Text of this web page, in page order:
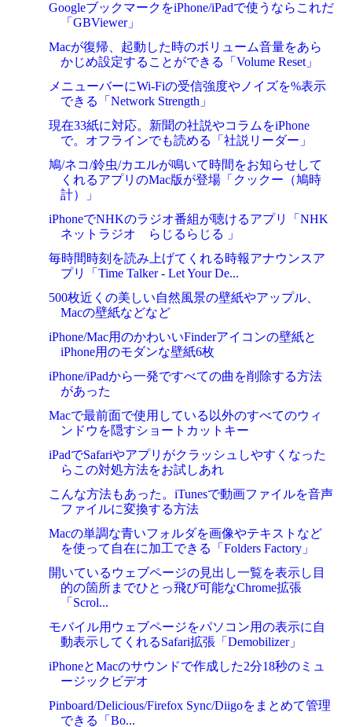
GoogleブックマークをiPhone/iPadで使うならこれだ
「GBViewer」
Macが復帰、起動した時のボリューム音量をあら
かじめ設定することができる「Volume Reset」
メニューバーにWi-Fiの受信強度やノイズを%表示
できる「Network Strength」
現在33紙に対応。新聞の社説やコラムをiPhone
で。オフラインでも読める「社説リーダー」
鳩/ネコ/鈴虫/カエルが鳴いて時間をお知らせして
くれるアプリのMac版が登場「クックー（鳩時
計）」
iPhoneでNHKのラジオ番組が聴けるアプリ「NHK
ネットラジオ らじるらじる 」
毎時間時刻を読み上げてくれる時報アナウンスア
プリ「Time Talker - Let Your De...
500枚近くの美しい自然風景の壁紙やアップル、
Macの壁紙などなど
iPhone/Mac用のかわいいFinderアイコンの壁紙と
iPhone用のモダンな壁紙6枚
iPhone/iPadから一発ですべての曲を削除する方法
があった
Macで最前面で使用している以外のすべてのウィ
ンドウを隠すショートカットキー
iPadでSafariやアプリがクラッシュしやすくなった
らこの対処方法をお試しあれ
こんな方法もあった。iTunesで動画ファイルを音声
ファイルに変換する方法
Macの単調な青いフォルダを画像やテキストなど
を使って自在に加工できる「Folders Factory」
開いているウェブページの見出し一覧を表示し目
的の箇所までひとっ飛び可能なChrome拡張
「Scrol...
モバイル用ウェブページをパソコン用の表示に自
動表示してくれるSafari拡張「Demobilizer」
iPhoneとMacのサウンドで作成した2分18秒のミュ
ージックビデオ
Pinboard/Delicious/Firefox Sync/Diigoをまとめて管理
できる「Bo...